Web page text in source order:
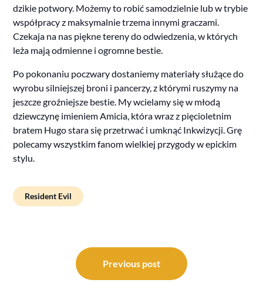
dzikie potwory. Możemy to robić samodzielnie lub w trybie
współpracy z maksymalnie trzema innymi graczami.
Czekaja na nas piękne tereny do odwiedzenia, w których
leża mają odmienne i ogromne bestie.
Po pokonaniu poczwary dostaniemy materiały służące do
wyrobu silniejszej broni i pancerzy, z którymi ruszymy na
jeszcze groźniejsze bestie. My wcielamy się w młodą
dziewczynę imieniem Amicia, która wraz z pięcioletnim
bratem Hugo stara się przetrwać i umknąć Inkwizycji. Grę
polecamy wszystkim fanom wielkiej przygody w epickim
stylu.
Resident Evil
navigation
Previous post